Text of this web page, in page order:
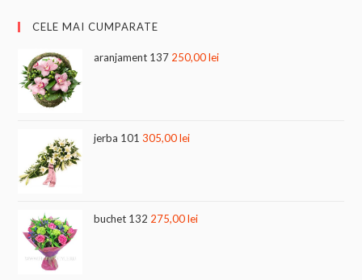
CELE MAI CUMPARATE
aranjament 137 250,00lei
jerba 101 305,00lei
buchet 132 275,00lei